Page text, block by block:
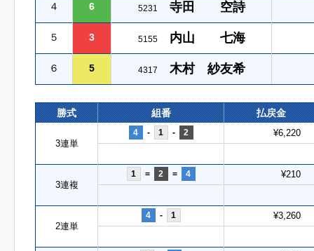
４ 6 5231 寺田 空詩
５ 3 5155 内山 七海
６ 5 4317 木村 紗友希
勝式 組番 払戻金
3連単
4 - 1 - 2 ¥6,220
3連複
1 = 2 = 4 ¥210
2連単
4 - 1 ¥3,260